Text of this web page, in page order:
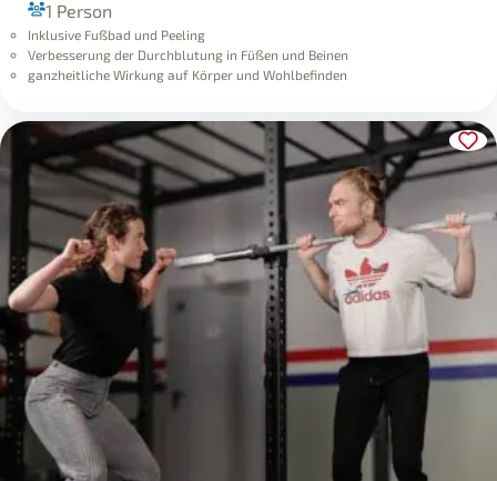
1 Person
Inklusive Fußbad und Peeling
Verbesserung der Durchblutung in Füßen und Beinen
ganzheitliche Wirkung auf Körper und Wohlbefinden